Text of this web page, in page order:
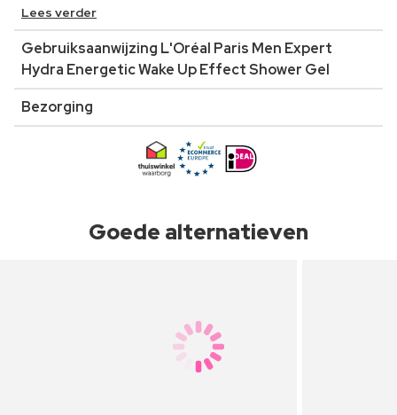
Lees verder
Gebruiksaanwijzing L'Oréal Paris Men Expert
Hydra Energetic Wake Up Effect Shower Gel
Bezorging
Goede alternatieven